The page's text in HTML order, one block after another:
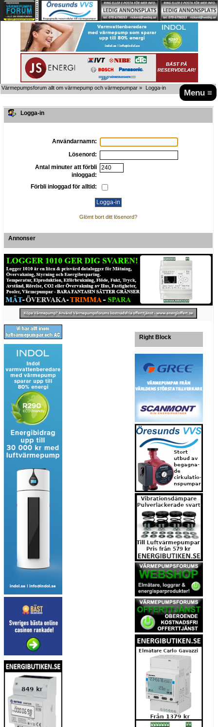
Menu ≡
Värmepumpsforum allt om värmepump och värmepumpar » Logga-in
Logga-in
Användarnamn:
Lösenord:
Antal minuter att förbli
inloggad:
Förbli inloggad för alltid:
Glömt bort ditt lösenord?
Annonser
Right Block